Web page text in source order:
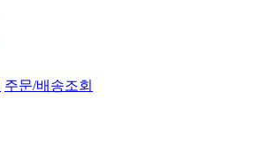
주문/배송조회